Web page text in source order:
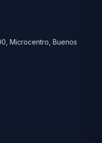
Microcentro, Buenos